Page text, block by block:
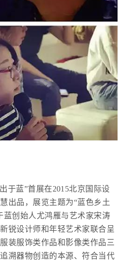
于蓝”首展在2015北京国际设
出品，展览主题为“蓝色乡土
蓝创始人尤鸿雁与艺术家宋涛
锐设计师和年轻艺术家联合呈
装服饰类作品和影像类作品三
溯器物创造的本源、符合当代